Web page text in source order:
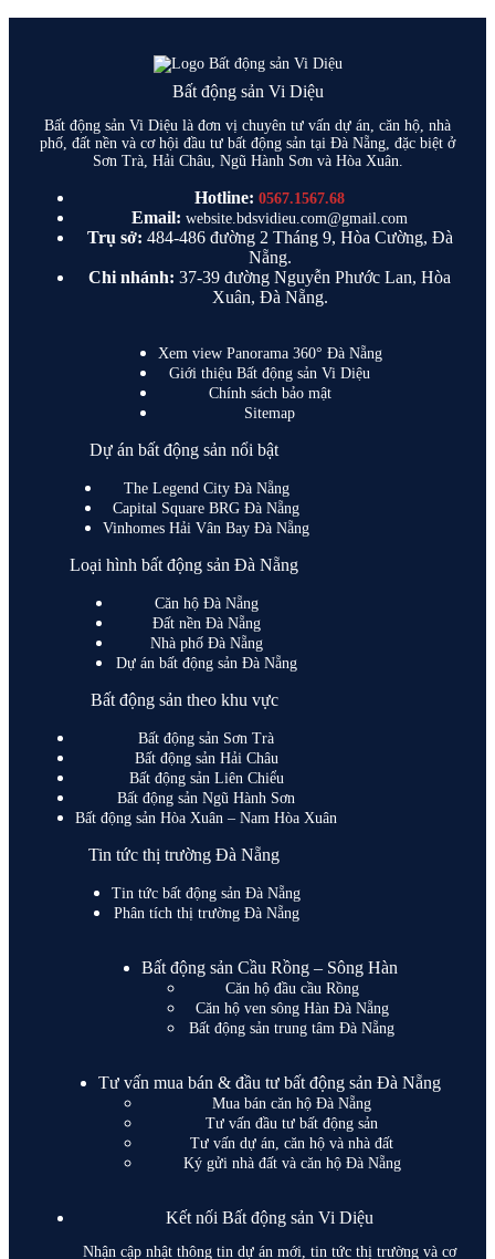
Bất động sản Vi Diệu
Bất động sản Vi Diệu là đơn vị chuyên tư vấn dự án, căn hộ, nhà
phố, đất nền và cơ hội đầu tư bất động sản tại Đà Nẵng, đặc biệt ở
Sơn Trà, Hải Châu, Ngũ Hành Sơn và Hòa Xuân.
Hotline: 0567.1567.68
Email: website.bdsvidieu.com@gmail.com
Trụ sở: 484-486 đường 2 Tháng 9, Hòa Cường, Đà
Nẵng.
Chi nhánh: 37-39 đường Nguyễn Phước Lan, Hòa
Xuân, Đà Nẵng.
Xem view Panorama 360° Đà Nẵng
Giới thiệu Bất động sản Vi Diệu
Chính sách bảo mật
Sitemap
Dự án bất động sản nổi bật
The Legend City Đà Nẵng
Capital Square BRG Đà Nẵng
Vinhomes Hải Vân Bay Đà Nẵng
Loại hình bất động sản Đà Nẵng
Căn hộ Đà Nẵng
Đất nền Đà Nẵng
Nhà phố Đà Nẵng
Dự án bất động sản Đà Nẵng
Bất động sản theo khu vực
Bất động sản Sơn Trà
Bất động sản Hải Châu
Bất động sản Liên Chiểu
Bất động sản Ngũ Hành Sơn
Bất động sản Hòa Xuân – Nam Hòa Xuân
Tin tức thị trường Đà Nẵng
Tin tức bất động sản Đà Nẵng
Phân tích thị trường Đà Nẵng
Bất động sản Cầu Rồng – Sông Hàn
Căn hộ đầu cầu Rồng
Căn hộ ven sông Hàn Đà Nẵng
Bất động sản trung tâm Đà Nẵng
Tư vấn mua bán & đầu tư bất động sản Đà Nẵng
Mua bán căn hộ Đà Nẵng
Tư vấn đầu tư bất động sản
Tư vấn dự án, căn hộ và nhà đất
Ký gửi nhà đất và căn hộ Đà Nẵng
Kết nối Bất động sản Vi Diệu
Nhận cập nhật thông tin dự án mới, tin tức thị trường và cơ